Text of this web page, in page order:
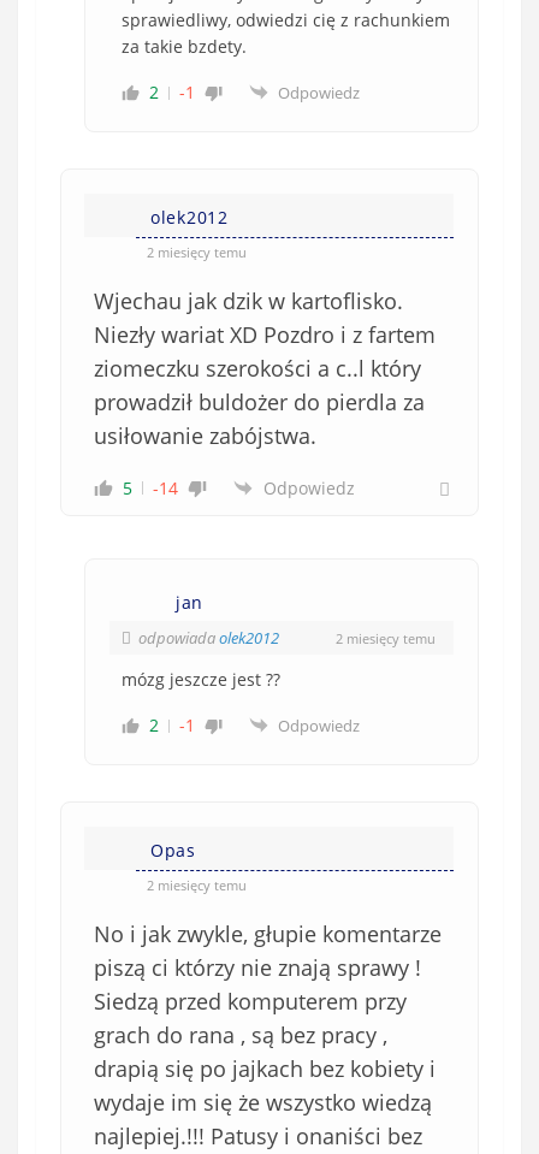
sprawiedliwy, odwiedzi cię z rachunkiem
za takie bzdety.
2
-1 Odpowiedz
olek2012
2 miesięcy temu
Wjechau jak dzik w kartoflisko.
Niezły wariat XD Pozdro i z fartem
ziomeczku szerokości a c..l który
prowadził buldożer do pierdla za
usiłowanie zabójstwa.
5 -14 Odpowiedz
jan
odpowiadaolek2012 2 miesięcy temu
mózg jeszcze jest ??
2
-1 Odpowiedz
Opas
2 miesięcy temu
No i jak zwykle, głupie komentarze
piszą ci którzy nie znają sprawy !
Siedzą przed komputerem przy
grach do rana , są bez pracy ,
drapią się po jajkach bez kobiety i
wydaje im się że wszystko wiedzą
najlepiej.!!! Patusy i onaniści bez